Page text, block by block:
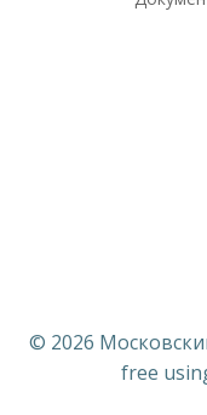
© 2026
free